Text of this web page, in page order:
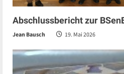
Abschlussbericht zur
Jean Bausch 19. Mai 2026